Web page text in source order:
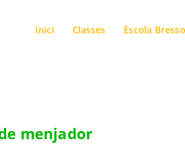
Inici Classes Escola
menjador